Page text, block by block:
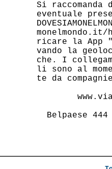
Si
eventuale
ricare la App
vando la
che. I
li sono al
te da
Belpaese